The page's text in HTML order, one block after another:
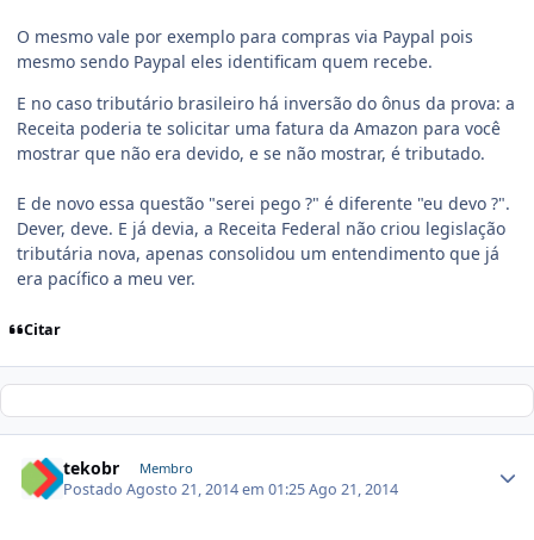
O mesmo vale por exemplo para compras via Paypal pois
mesmo sendo Paypal eles identificam quem recebe.
E no caso tributário brasileiro há inversão do ônus da prova: a
Receita poderia te solicitar uma fatura da Amazon para você
mostrar que não era devido, e se não mostrar, é tributado.
E de novo essa questão "serei pego ?" é diferente "eu devo ?".
Dever, deve. E já devia, a Receita Federal não criou legislação
tributária nova, apenas consolidou um entendimento que já
era pacífico a meu ver.
Citar
tekobr Membro
PostadoAgosto 21, 2014 em 01:25Ago 21, 2014